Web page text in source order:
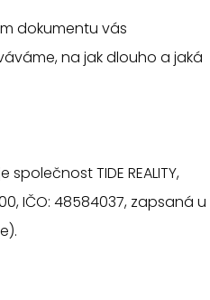
dokumentu vás
na jak dlouho a jaká
společnost TIDE REALITY,
IČO: 48584037, zapsaná u